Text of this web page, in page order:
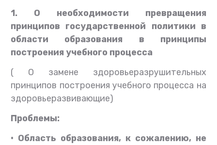
1. О необходимости превращения
принципов государственной политики в
области образования в принципы
построения учебного процесса
( О замене здоровьеразрушительных
принципов построения учебного процесса на
здоровьеразвивающие)
Проблемы:
• Область образования, к сожалению, не